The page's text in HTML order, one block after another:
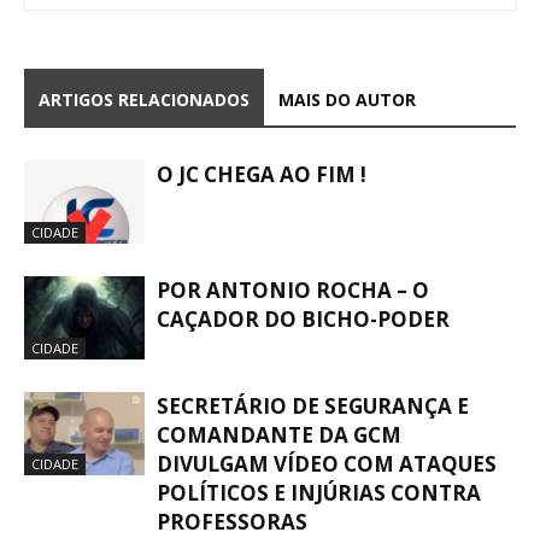
ARTIGOS RELACIONADOS MAIS DO AUTOR
CIDADE
O JC CHEGA AO FIM !
CIDADE
POR ANTONIO ROCHA – O
CAÇADOR DO BICHO-PODER
CIDADE
SECRETÁRIO DE SEGURANÇA E
COMANDANTE DA GCM
DIVULGAM VÍDEO COM ATAQUES
POLÍTICOS E INJÚRIAS CONTRA
PROFESSORAS